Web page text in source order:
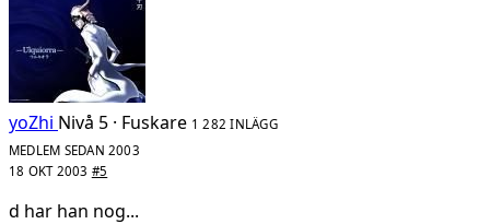
yoZhi Nivå 5 · Fuskare 1 282 INLÄGG
MEDLEM SEDAN 2003
18 OKT 2003 #5
d har han nog...